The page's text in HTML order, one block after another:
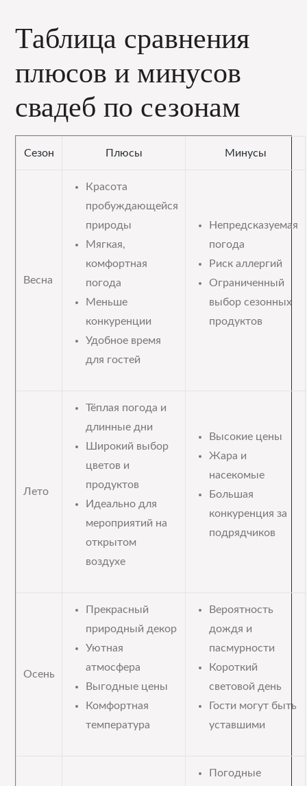
Таблица сравнения
плюсов и минусов
свадеб по сезонам
Сезон Плюсы Минусы
Весна
Красота
пробуждающейся
природы
Мягкая,
комфортная
погода
Меньше
конкуренции
Удобное время
для гостей
Непредсказуемая
погода
Риск аллергий
Ограниченный
выбор сезонных
продуктов
Лето
Тёплая погода и
длинные дни
Широкий выбор
цветов и
продуктов
Идеально для
мероприятий на
открытом
воздухе
Высокие цены
Жара и
насекомые
Большая
конкуренция за
подрядчиков
Осень
Прекрасный
природный декор
Уютная
атмосфера
Выгодные цены
Комфортная
температура
Вероятность
дождя и
пасмурности
Короткий
световой день
Гости могут быть
уставшими
Погодные